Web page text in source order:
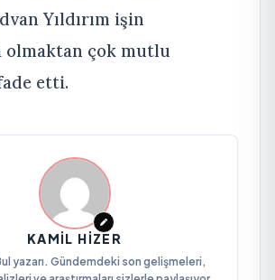
Yıldırım işin
olmaktan çok mutlu
etti.
KAMIL HIZER
yazarı. Gündemdeki son gelişmeleri,